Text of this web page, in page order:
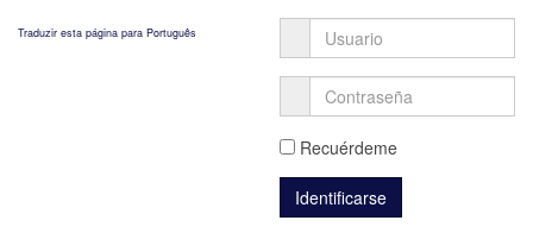
Traduzir esta página para Português
Recuérdeme